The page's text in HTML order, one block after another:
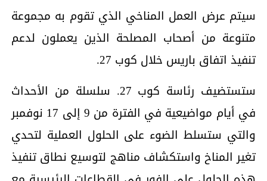
سيتم عرض العمل المناخي الذي تقوم به مجموعة
متنوعة من أصحاب المصلحة الذين يعملون لدعم
تنفيذ اتفاق باريس خلال كوب 27.
ستستضيف رئاسة كوب 27. سلسلة من الأحداث
في أيام مواضيعية في الفترة من 9 إلى 17 نوفمبر
والتي ستسلط الضوء على الحلول العملية لتحدي
تغير المناخ واستكشاف مناهج لتوسيع نطاق تنفيذ